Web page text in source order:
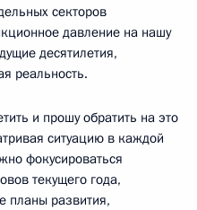
секторов
давление на нашу
десятилетия,
реальность.
и прошу обратить на это
ситуацию в каждой
фокусироваться
текущего года,
планы развития,